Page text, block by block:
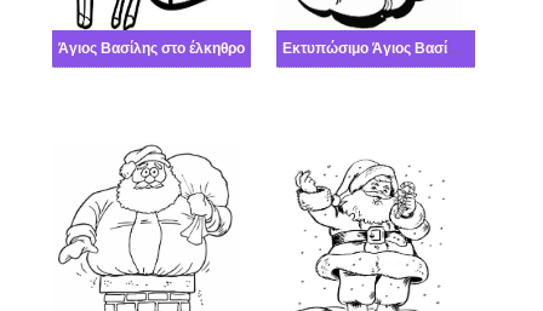
Άγιος Βασίλης στο έλκηθρο Εκτυπώσιμο Άγιος Βασίλης